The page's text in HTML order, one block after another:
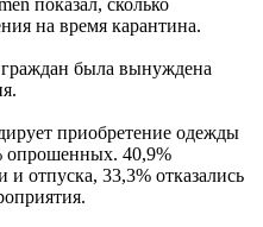
на время карантина.
была вынуждена
приобретение одежды
опрошенных. 40,9%
отпуска, 33,3% отказались